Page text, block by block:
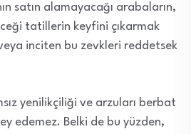
satın alamayacağı arabaların,
tatillerin keyfini çıkarmak
inciten bu zevkleri reddetsek
yenilikçiliği ve arzuları berbat
edemez. Belki de bu yüzden,